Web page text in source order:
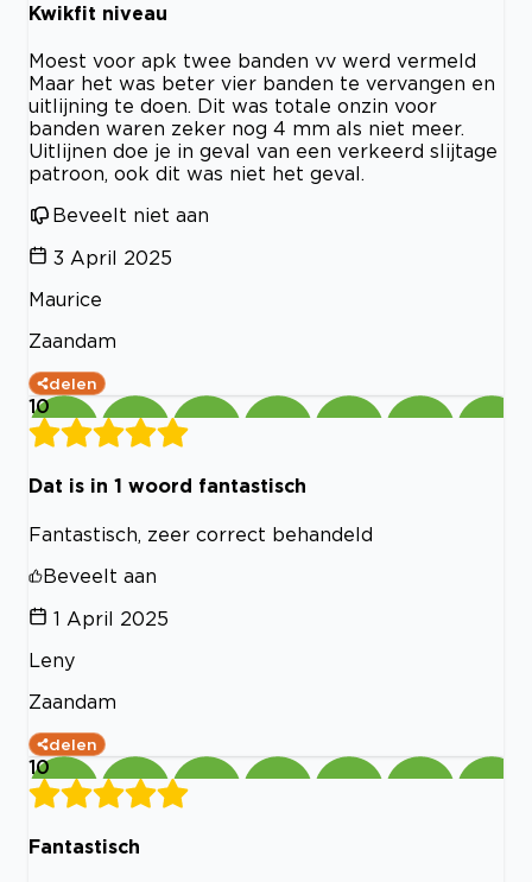
Kwikfit niveau
Moest voor apk twee banden vv werd vermeld
Maar het was beter vier banden te vervangen en
uitlijning te doen. Dit was totale onzin voor
banden waren zeker nog 4 mm als niet meer.
Uitlijnen doe je in geval van een verkeerd slijtage
patroon, ook dit was niet het geval.
Beveelt niet aan
3 April 2025
Maurice
Zaandam
delen
10
Dat is in 1 woord fantastisch
Fantastisch, zeer correct behandeld
Beveelt aan
1 April 2025
Leny
Zaandam
delen
10
Fantastisch